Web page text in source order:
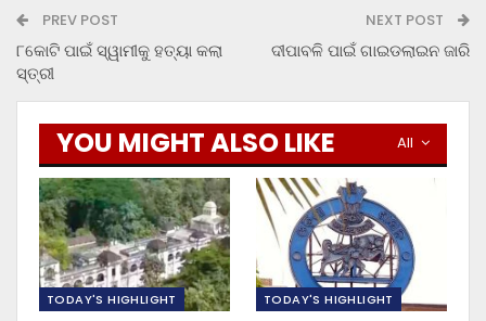
PREV POST
୮କୋଟି ପାଇଁ ସ୍ୱାମୀକୁ ହତ୍ୟା କଲା
ସ୍ତ୍ରୀ
NEXT POST
ଦୀପାବଳି ପାଇଁ ଗାଇଡଲାଇନ ଜାରି
All
YOU MIGHT ALSO LIKE
TODAY'S HIGHLIGHT TODAY'S HIGHLIGHT